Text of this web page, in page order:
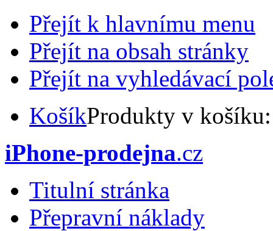
Přejít k hlavnímu menu
Přejít na obsah stránky
Přejít na vyhledávací
KošíkProdukty v
iPhone-prodejna.cz
Titulní stránka
Přepravní náklady